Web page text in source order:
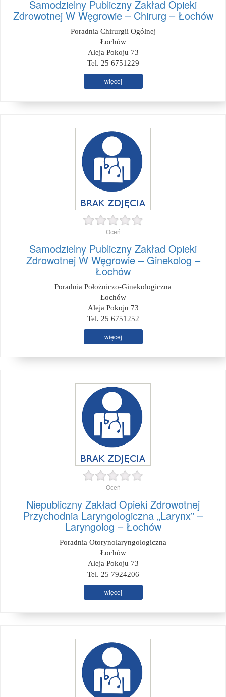
Samodzielny Publiczny Zakład Opieki
Zdrowotnej W Węgrowie – Chirurg – Łochów
Poradnia Chirurgii Ogólnej
Łochów
Aleja Pokoju 73
Tel. 25 6751229
więcej
Oceń
Samodzielny Publiczny Zakład Opieki
Zdrowotnej W Węgrowie – Ginekolog –
Łochów
Poradnia Położniczo-Ginekologiczna
Łochów
Aleja Pokoju 73
Tel. 25 6751252
więcej
Oceń
Niepubliczny Zakład Opieki Zdrowotnej
Przychodnia Laryngologiczna „Larynx” –
Laryngolog – Łochów
Poradnia Otorynolaryngologiczna
Łochów
Aleja Pokoju 73
Tel. 25 7924206
więcej